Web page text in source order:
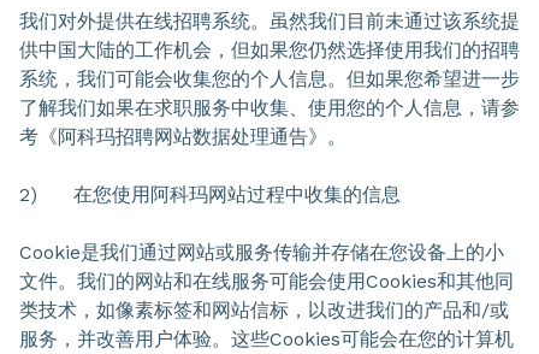
我们对外提供在线招聘系统。虽然我们目前未通过该系统提
供中国大陆的工作机会，但如果您仍然选择使用我们的招聘
系统，我们可能会收集您的个人信息。但如果您希望进一步
了解我们如果在求职服务中收集、使用您的个人信息，请参
考《阿科玛招聘网站数据处理通告》。
2) 在您使用阿科玛网站过程中收集的信息
Cookie是我们通过网站或服务传输并存储在您设备上的小
文件。我们的网站和在线服务可能会使用Cookies和其他同
类技术，如像素标签和网站信标，以改进我们的产品和/或
服务，并改善用户体验。这些Cookies可能会在您的计算机